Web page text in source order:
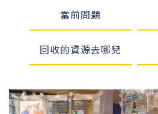
當前問題
回收的資源去哪兒